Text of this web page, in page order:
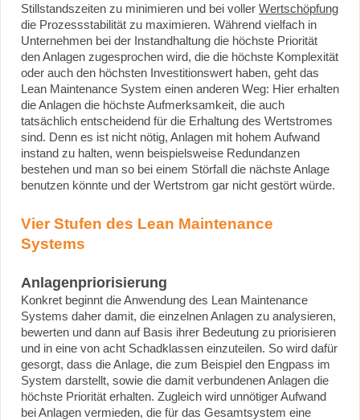
Stillstandszeiten zu minimieren und bei voller Wertschöpfung
die Prozessstabilität zu maximieren. Während vielfach in
Unternehmen bei der Instandhaltung die höchste Priorität
den Anlagen zugesprochen wird, die die höchste Komplexität
oder auch den höchsten Investitionswert haben, geht das
Lean Maintenance System einen anderen Weg: Hier erhalten
die Anlagen die höchste Aufmerksamkeit, die auch
tatsächlich entscheidend für die Erhaltung des Wertstromes
sind. Denn es ist nicht nötig, Anlagen mit hohem Aufwand
instand zu halten, wenn beispielsweise Redundanzen
bestehen und man so bei einem Störfall die nächste Anlage
benutzen könnte und der Wertstrom gar nicht gestört würde.
Vier Stufen des Lean Maintenance
Systems
Anlagenpriorisierung
Konkret beginnt die Anwendung des Lean Maintenance
Systems daher damit, die einzelnen Anlagen zu analysieren,
bewerten und dann auf Basis ihrer Bedeutung zu priorisieren
und in eine von acht Schadklassen einzuteilen. So wird dafür
gesorgt, dass die Anlage, die zum Beispiel den Engpass im
System darstellt, sowie die damit verbundenen Anlagen die
höchste Priorität erhalten. Zugleich wird unnötiger Aufwand
bei Anlagen vermieden, die für das Gesamtsystem eine